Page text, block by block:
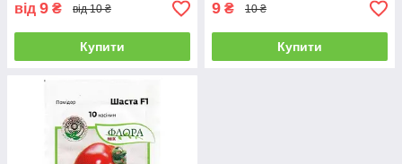
від 9 ₴ від 10 ₴
Купити
9 ₴ 10 ₴
Купити